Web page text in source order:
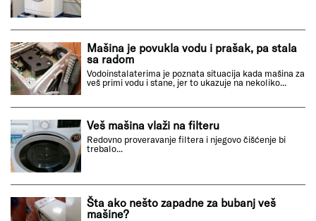
Mašina je povukla vodu i prašak, pa stala
sa radom
Vodoinstalaterima je poznata situacija kada mašina za
veš primi vodu i stane, jer to ukazuje na nekoliko...
Veš mašina vlaži na filteru
Redovno proveravanje filtera i njegovo čišćenje bi
trebalo...
Šta ako nešto zapadne za bubanj veš
mašine?